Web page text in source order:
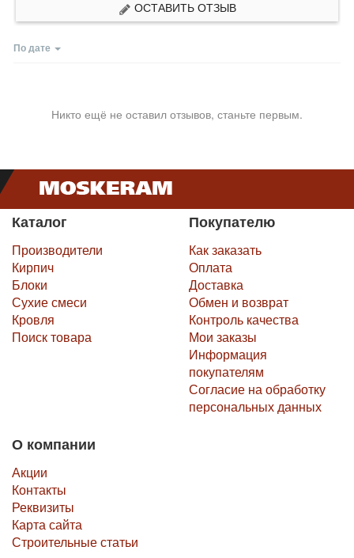
ОСТАВИТЬ ОТЗЫВ
По дате
Никто ещё не оставил отзывов, станьте первым.
Каталог
Производители
Кирпич
Блоки
Сухие смеси
Кровля
Поиск товара
Покупателю
Как заказать
Оплата
Доставка
Обмен и возврат
Контроль качества
Мои заказы
Информация
покупателям
Согласие на обработку
персональных данных
О компании
Акции
Контакты
Реквизиты
Карта сайта
Строительные статьи